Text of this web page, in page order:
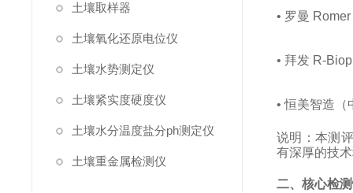
土壤取样器
土壤氧化还原电位仪
土壤水势测定仪
土壤紧实度硬度仪
土壤水分温度盐分ph测定仪
土壤重金属检测仪
• 罗曼
• 拜发 R-
• 恒美智造（
说明：本测
有深厚的技
二、核心检